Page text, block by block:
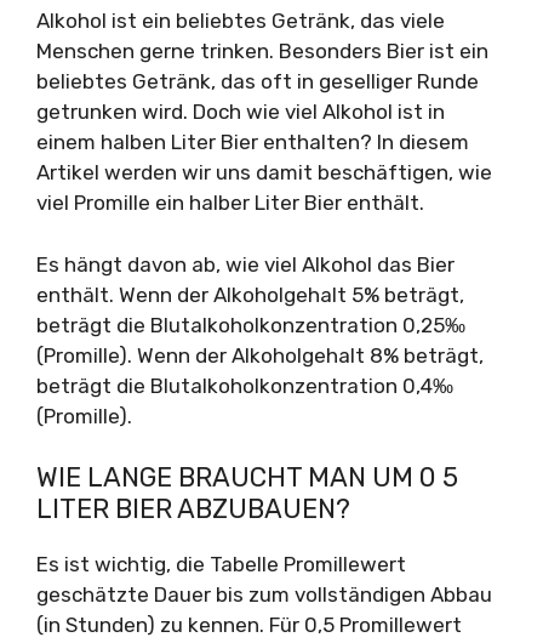
Alkohol ist ein beliebtes Getränk, das viele
Menschen gerne trinken. Besonders Bier ist ein
beliebtes Getränk, das oft in geselliger Runde
getrunken wird. Doch wie viel Alkohol ist in
einem halben Liter Bier enthalten? In diesem
Artikel werden wir uns damit beschäftigen, wie
viel Promille ein halber Liter Bier enthält.
Es hängt davon ab, wie viel Alkohol das Bier
enthält. Wenn der Alkoholgehalt 5% beträgt,
beträgt die Blutalkoholkonzentration 0,25‰
(Promille). Wenn der Alkoholgehalt 8% beträgt,
beträgt die Blutalkoholkonzentration 0,4‰
(Promille).
WIE LANGE BRAUCHT MAN UM 0 5
LITER BIER ABZUBAUEN?
Es ist wichtig, die Tabelle Promillewert
geschätzte Dauer bis zum vollständigen Abbau
(in Stunden) zu kennen. Für 0,5 Promillewert